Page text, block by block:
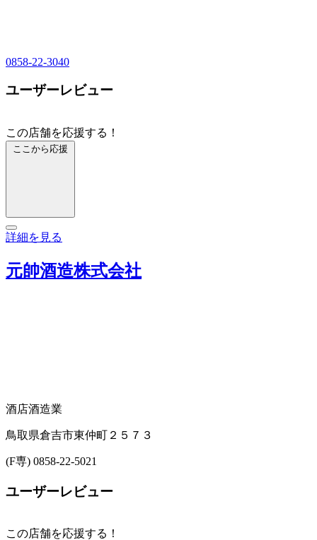
0858-22-3040
ユーザーレビュー
この店舗を応援する！
ここから応援
詳細を見る
元帥酒造株式会社
酒店酒造業
鳥取県倉吉市東仲町２５７３
(F専) 0858-22-5021
ユーザーレビュー
この店舗を応援する！